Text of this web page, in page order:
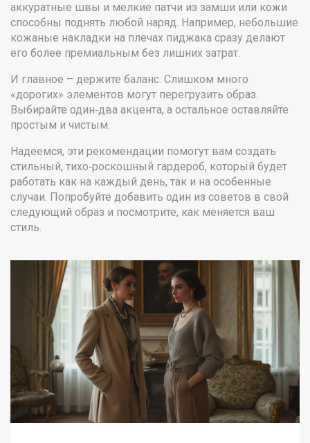
аккуратные швы и мелкие патчи из замши или кожи
способны поднять любой наряд. Например, небольшие
кожаные накладки на плечах пиджака сразу делают
его более премиальным без лишних затрат.
И главное – держите баланс. Слишком много
«дорогих» элементов могут перегрузить образ.
Выбирайте один‑два акцента, а остальное оставляйте
простым и чистым.
Надеемся, эти рекомендации помогут вам создать
стильный, тихо‑роскошный гардероб, который будет
работать как на каждый день, так и на особенные
случаи. Попробуйте добавить один из советов в свой
следующий образ и посмотрите, как меняется ваш
стиль.